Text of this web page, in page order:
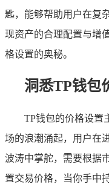
匙，能够帮助用户在复
现资产的合理配置与增
格设置的奥秘。
洞悉TP钱包
TP钱包的价格设置
场的浪潮涌起，用户在
波涛中掌舵，需要根据
置交易价格，当你手中